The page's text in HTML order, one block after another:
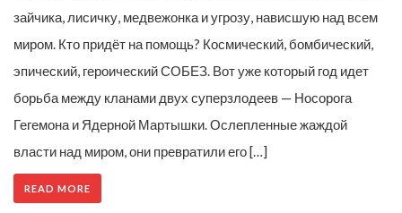
зайчика, лисичку, медвежонка и угрозу, нависшую над всем
миром. Кто придёт на помощь? Космический, бомбический,
эпический, героический СОБЕЗ. Вот уже который год идет
борьба между кланами двух суперзлодеев — Носорога
Гегемона и Ядерной Мартышки. Ослепленные жаждой
власти над миром, они превратили его […]
READ MORE